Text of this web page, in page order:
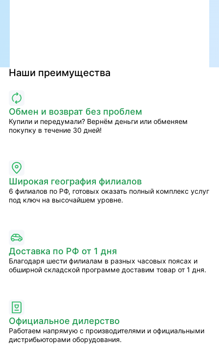
Наши преимущества
Обмен и возврат без проблем
Купили и передумали? Вернём деньги или обменяем
покупку в течение 30 дней!
Широкая география филиалов
6 филиалов по РФ, готовых оказать полный комплекс услуг
под ключ на высочайшем уровне.
Доставка по РФ от 1 дня
Благодаря шести филиалам в разных часовых поясах и
обширной складской программе доставим товар от 1 дня.
Официальное дилерство
Работаем напрямую с производителями и официальными
дистрибьюторами оборудования.